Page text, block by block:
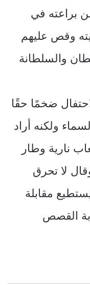
براعته في
وقص عليهم
والسلطانة
ضخمًا حقًا
ولكنه أراد
نارية وطار
لا تحرق
مقابلة
القصص